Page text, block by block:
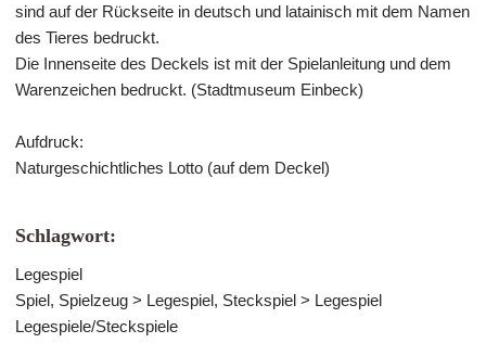
sind auf der Rückseite in deutsch und latainisch mit dem Namen
des Tieres bedruckt.
Die Innenseite des Deckels ist mit der Spielanleitung und dem
Warenzeichen bedruckt. (Stadtmuseum Einbeck)
Aufdruck:
Naturgeschichtliches Lotto (auf dem Deckel)
Schlagwort:
Legespiel
Spiel, Spielzeug > Legespiel, Steckspiel > Legespiel
Legespiele/Steckspiele